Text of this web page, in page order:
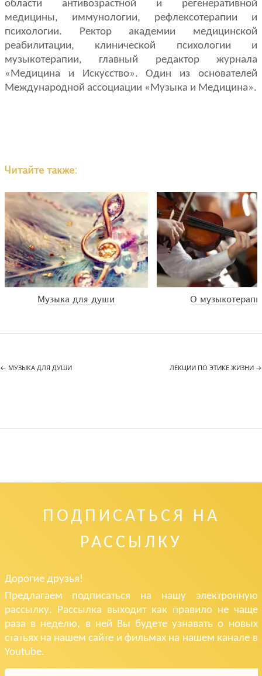
области антивозрастной и регенеративной
медицины, иммунологии, рефлексотерапии и
психологии. Ректор академии медицинской
реабилитации, клинической психологии и
музыкотерапии, главный редактор журнала
«Медицина и Искусство». Один из основателей
Международной ассоциации «Музыка и Медицина».
Читайте также:
Музыка для души О
← МУЗЫКА ДЛЯ ДУШИ ЛЕКЦИИ ПО ЭТИКЕ ЖИЗНИ →
ПОДПИСАТЬСЯ НА
РАССЫЛКУ
Дорогие друзья!
Предлагаем подписаться на нашу электронную
рассылку. Рассылка выходит как правило не чаще
раза в неделю, в ней Вы будете узнавать о новых
статьях на нашем сайте и фильмах на нашем канале в
Youtube.